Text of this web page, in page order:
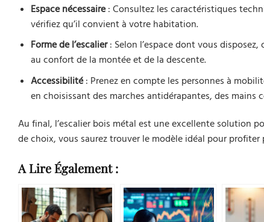
Espace nécessaire: Consultez les caractéristiques
vérifiez qu’il convient à votre habitation.
Forme de l’escalier: Selon l’espace dont vous
au confort de la montée et de la descente.
Accessibilité: Prenez en compte les personnes à
en choisissant des marches antidérapantes, des mains
Au final, l’escalier bois métal est une excellente solution
de choix, vous saurez trouver le modèle idéal pour
A Lire Également :